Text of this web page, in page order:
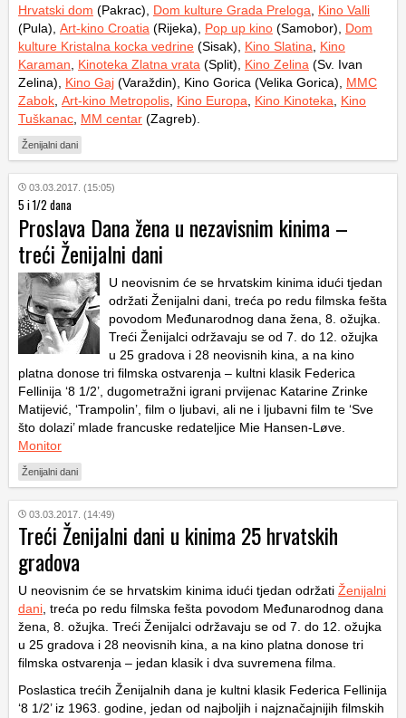
Hrvatski dom (Pakrac), Dom kulture Grada Preloga
Kino Valli
(Pula), Art-kino Croatia (Rijeka), Pop up kino (Samobor), Dom
kulture Kristalna kocka vedrine (Sisak), Kino Slatina
Kino
Karaman
Kinoteka Zlatna vrata (Split), Kino Zelina (Sv. Ivan
Zelina), Kino Gaj (Varaždin), Kino Gorica (Velika Gorica), MMC
Zabok Art-kino Metropolis Kino Europa Kino Kinoteka
Kino
Tuškanac MM centar (Zagreb).
Ženijalni dani
03.03.2017. (15:05)
5 i 1/2 dana
Proslava Dana žena u nezavisnim kinima –
treći Ženijalni dani
U neovisnim će se hrvatskim kinima idući tjedan
održati Ženijalni dani, treća po redu filmska fešta
povodom Međunarodnog dana žena, 8. ožujka.
Treći Ženijalci održavaju se od 7. do 12. ožujka
u 25 gradova i 28 neovisnih kina, a na kino
platna donose tri filmska ostvarenja – kultni klasik Federica
Fellinija ‘8 1/2’, dugometražni igrani prvijenac Katarine Zrinke
Matijević, ‘Trampolin’, film o ljubavi, ali ne i ljubavni film te ‘Sve
što dolazi’ mlade francuske redateljice Mie Hansen-Løve.
Monitor
Ženijalni dani
03.03.2017. (14:49)
Treći Ženijalni dani u kinima 25 hrvatskih
gradova
U neovisnim će se hrvatskim kinima idući tjedan održati Ženijalni
dani , treća po redu filmska fešta povodom Međunarodnog dana
žena, 8. ožujka. Treći Ženijalci održavaju se od 7. do 12. ožujka
u 25 gradova i 28 neovisnih kina, a na kino platna donose tri
filmska ostvarenja – jedan klasik i dva suvremena filma.
Poslastica trećih Ženijalnih dana je kultni klasik Federica Fellinija
‘8 1/2’ iz 1963. godine, jedan od najboljih i najznačajnijih filmskih